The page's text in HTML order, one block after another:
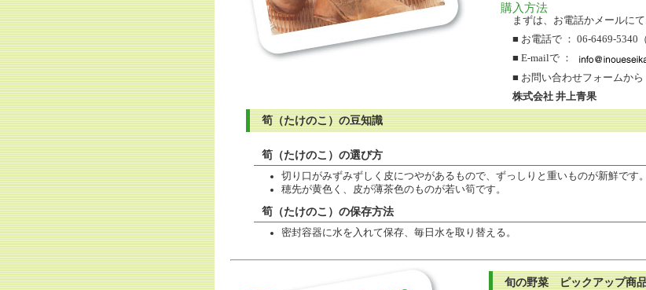
購入方法
まずは、お電話かメールに
■ お電話で ： 06-6469-5340（
■ E-mailで ：
■ お問い合わせフォームから
株式会社 井上青果
筍（たけのこ）の豆知識
筍（たけのこ）の選び方
切り口がみずみずしく皮につやがあるもので、ずっしりと重いものが新鮮です。
穂先が黄色く、皮が薄茶色のものが若い筍です。
筍（たけのこ）の保存方法
密封容器に水を入れて保存、毎日水を取り替える。
旬の野菜 ピックアップ商